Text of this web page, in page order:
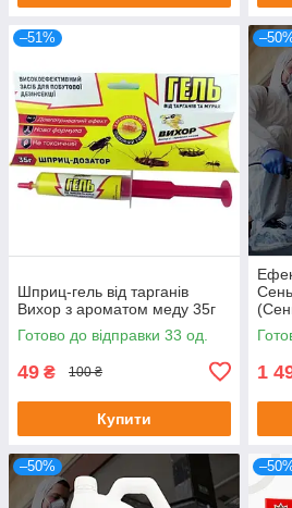
–51%
Шприц-гель від тарганів
Вихор з ароматом меду 35г
Готово до відправки 33 од.
49 ₴ 100 ₴
Купити
1
–50%